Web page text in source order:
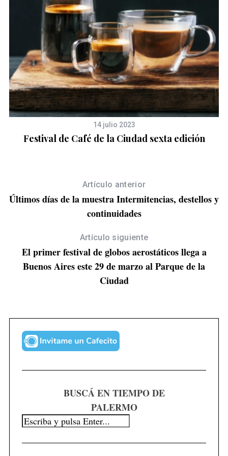
14 julio 2023
Festival de Café de la Ciudad sexta edición
Artículo anterior
Últimos días de la muestra Intermitencias, destellos y
continuidades
Artículo siguiente
El primer festival de globos aerostáticos llega a
Buenos Aires este 29 de marzo al Parque de la
Ciudad
BUSCÁ EN TIEMPO DE
PALERMO